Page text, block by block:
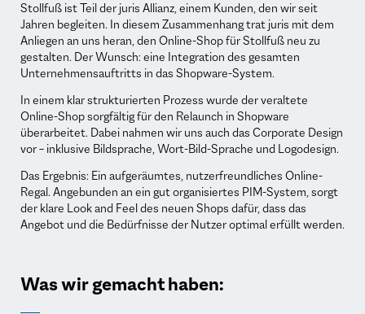
Stollfuß ist Teil der juris Allianz, einem Kunden, den wir seit
Jahren begleiten. In diesem Zusammenhang trat juris mit dem
Anliegen an uns heran, den Online-Shop für Stollfuß neu zu
gestalten. Der Wunsch: eine Integration des gesamten
Unternehmensauftritts in das Shopware-System.
In einem klar strukturierten Prozess wurde der veraltete
Online-Shop sorgfältig für den Relaunch in Shopware
überarbeitet. Dabei nahmen wir uns auch das Corporate Design
vor – inklusive Bildsprache, Wort-Bild-Sprache und Logodesign.
Das Ergebnis: Ein aufgeräumtes, nutzerfreundliches Online-
Regal. Angebunden an ein gut organisiertes PIM-System, sorgt
der klare Look and Feel des neuen Shops dafür, dass das
Angebot und die Bedürfnisse der Nutzer optimal erfüllt werden.
Was wir gemacht haben: